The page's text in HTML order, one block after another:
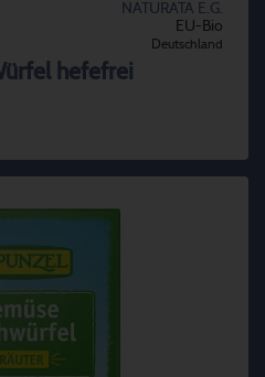
NATURATA E.G.
EU-Bio
Deutschland
hefefrei